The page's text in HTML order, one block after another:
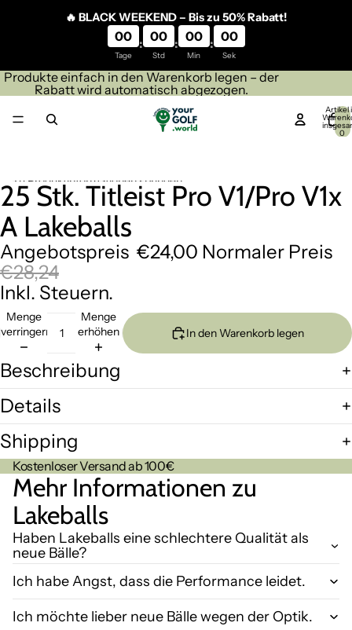
🔥 BLACK WEEKEND – Bis zu 50% Rabatt!
00
Tage
: 00
Std
: 00
Min
: 00
Sek
Produkte einfach in den Warenkorb legen – der
Rabatt wird automatisch abgezogen.
Artikel
0
Zu Produktinformationen springen
Bild
im
Vollbildmodus
öffnen
Bild
im
Vollbildmodus
öffnen
25 Stk. Titleist Pro V1/Pro V1x
A Lakeballs
Angebotspreis €24,00 Normaler Preis
€28,24
Inkl. Steuern.
Menge
verringern
Menge
erhöhen
In den Warenkorb legen
Beschreibung
Details
Shipping
Kostenloser Versand ab 100€
Mehr Informationen zu
Lakeballs
Haben Lakeballs eine schlechtere Qualität als
neue Bälle?
Ich habe Angst, dass die Performance leidet.
Ich möchte lieber neue Bälle wegen der Optik.